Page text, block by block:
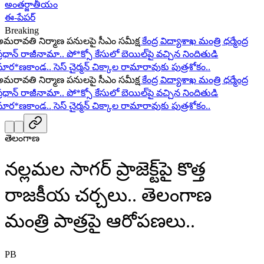
అంతర్జాతీయం
ఈ-పేపర్
Breaking
నిర్మాణ పనులపై సీఎం సమీక్ష కేంద్ర విద్యాశాఖ మంత్రి ధర్మేంద్ర
రాజీనామా.. పో*క్సో కేసులో బెయిల్‌పై వచ్చిన నిందితుడి
సెస్ చైర్మన్ చిక్కాల రామారావుకు పుత్రశోకం..
నిర్మాణ పనులపై సీఎం సమీక్ష కేంద్ర విద్యాశాఖ మంత్రి ధర్మేంద్ర
రాజీనామా.. పో*క్సో కేసులో బెయిల్‌పై వచ్చిన నిందితుడి
సెస్ చైర్మన్ చిక్కాల రామారావుకు పుత్రశోకం..
తెలంగాణ
నల్లమల సాగర్ ప్రాజెక్ట్‌పై కొత్త
రాజకీయ చర్చలు.. తెలంగాణ
మంత్రి పాత్రపై ఆరోపణలు..
PB